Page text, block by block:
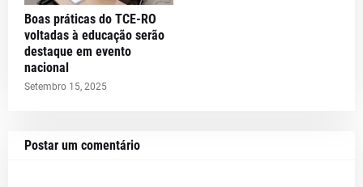
Boas práticas do TCE-RO
voltadas à educação serão
destaque em evento
nacional
Setembro 15, 2025
Postar um comentário